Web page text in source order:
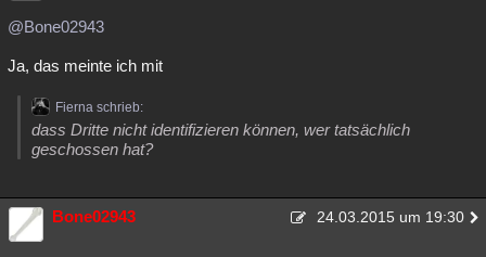
@Bone02943
Ja, das meinte ich mit
Fierna schrieb:
dass Dritte nicht identifizieren können, wer tatsächlich
geschossen hat?
Bone02943 24.03.2015 um 19:30